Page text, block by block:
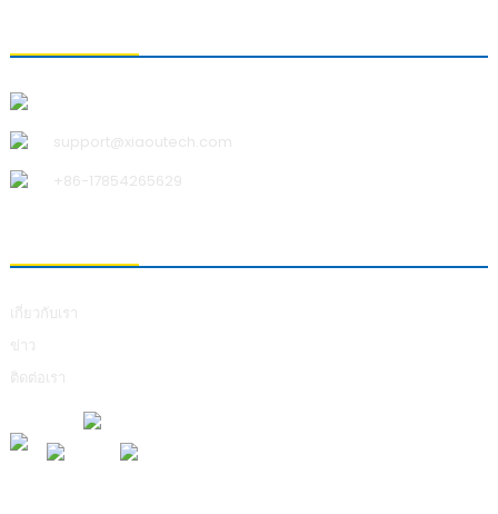
support@xiaoutech.com
+86-17854265629
เกี่ยวกับเรา
ข่าว
ติดต่อเรา